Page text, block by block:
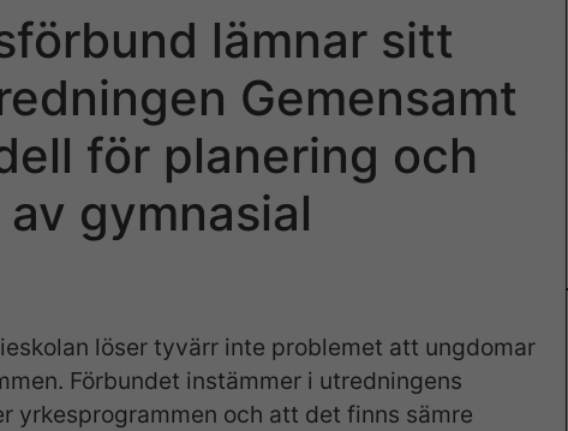
c
e
b
o
o
itt
er
dI
lämnar sitt
Gemensamt
för planering och
gymnasial
löser tyvärr inte problemet att ungdomar
Förbundet instämmer i utredningens
yrkesprogrammen och att det finns sämre